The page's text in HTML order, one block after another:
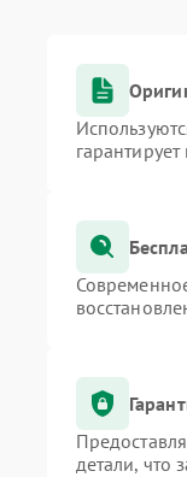
детали, что